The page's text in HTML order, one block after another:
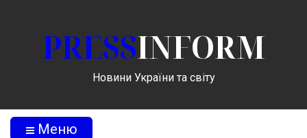
PRESSINFORM
Новини України та світу
Меню